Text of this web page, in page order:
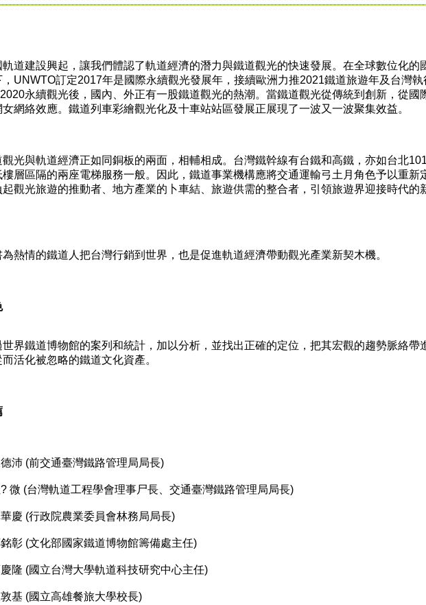
建設興起，讓我們體認了軌道經濟的潛力與鐵道觀光的快速發展。在全球數位化的
，UNWTO訂定2017年是國際永續觀光發展年，接續歐洲力推2021鐵道旅遊年及台灣執
永續觀光後，國內、外正有一股鐵道觀光的熱潮。當鐵道觀光從傳統到創新，從國
網絡效應。鐵道列車彩繪觀光化及十車站站區發展正展現了一波又一波聚集效益。
與軌道經濟正如同銅板的兩面，相輔相成。台灣鐵幹線有台鐵和高鐵，亦如台北
樓層區隔的兩座電梯服務一般。因此，鐵道事業機構應將交通運輸弓土月角色予以重新
起觀光旅遊的推動者、地方產業的卜車結、旅遊供需的整合者，引領旅遊界迎接時代的
情的鐵道人把台灣行銷到世界，也是促進軌道經濟帶動觀光產業新契木機。
鐵道博物館的案列和統計，加以分析，並找出正確的定位，把其宏觀的趨勢脈絡帶
活化被忽略的鐵道文化資產。
(前交通臺灣鐵路管理局局長)
(台灣軌道工程學會理事尸長、交通臺灣鐵路管理局局長)
(行政院農業委員會林務局局長)
(文化部國家鐵道博物館籌備處主任)
(國立台灣大學軌道科技研究中心主任)
(國立高雄餐旅大學校長)